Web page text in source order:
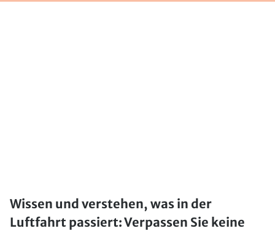
Wissen und verstehen, was in der
Luftfahrt passiert: Verpassen Sie keine